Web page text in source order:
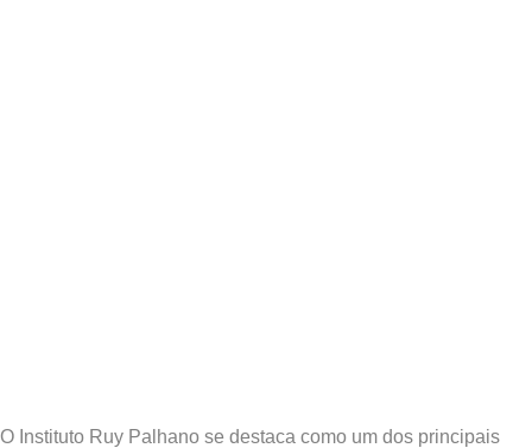
O Instituto Ruy Palhano se destaca como um dos principais